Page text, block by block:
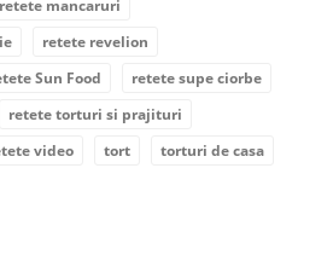
retete mancaruri
retete revelion
Sun Food
retete supe ciorbe
retete torturi si prajituri
video tort
torturi de casa